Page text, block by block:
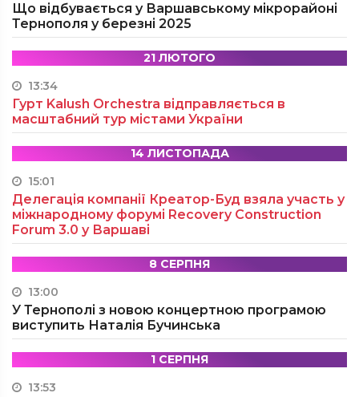
Що відбувається у Варшавському мікрорайоні
Тернополя у березні 2025
21 ЛЮТОГО
13:34
Гурт Kalush Orchestra відправляється в
масштабний тур містами України
14 ЛИСТОПАДА
15:01
Делегація компанії Креатор-Буд взяла участь у
міжнародному форумі Recovery Construction
Forum 3.0 у Варшаві
8 СЕРПНЯ
13:00
У Тернополі з новою концертною програмою
виступить Наталія Бучинська
1 СЕРПНЯ
13:53